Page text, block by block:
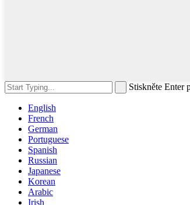
Stiskněte Enter
English
French
German
Portuguese
Spanish
Russian
Japanese
Korean
Arabic
Irish